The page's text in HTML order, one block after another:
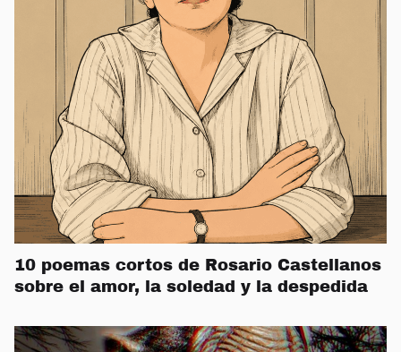
10 poemas cortos de Rosario Castellanos
sobre el amor, la soledad y la despedida